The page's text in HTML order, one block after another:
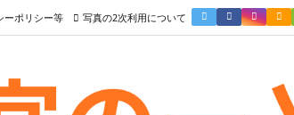
ーポリシー等 写真の2次利用について 